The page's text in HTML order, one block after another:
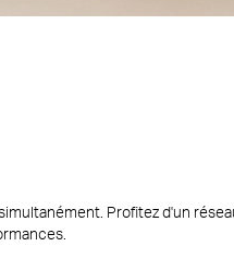
maison
rythme de vie numérique. Halo
offrant une expérience
Profitez d'un